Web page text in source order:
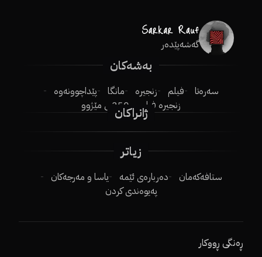
گەشەپێدەر
بەشەکان
سەرەتا فیلم زنجیرە مانگا
پێداچوونەوە
زنجیرە فیلم
250ـی مێژوو
ژانراکان
زیاتر
ستافەکەمان دەربارەی ئێمە
یاسا و مەرجەکان
پەیوەندی کردن
ڕەنگی ڕووکار